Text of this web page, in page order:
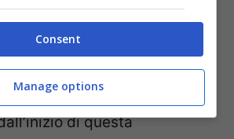
di più la foto è uno
corso di recitazione in cui
problema delle spose
nelle ultime ore proprio a
di questa
Consent
Manage options